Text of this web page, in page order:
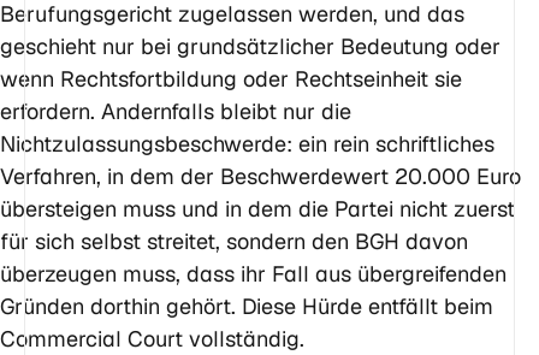
Berufungsgericht zugelassen werden, und das
geschieht nur bei grundsätzlicher Bedeutung oder
wenn Rechtsfortbildung oder Rechtseinheit sie
erfordern. Andernfalls bleibt nur die
Nichtzulassungsbeschwerde: ein rein schriftliches
Verfahren, in dem der Beschwerdewert 20.000 Euro
übersteigen muss und in dem die Partei nicht zuerst
für sich selbst streitet, sondern den BGH davon
überzeugen muss, dass ihr Fall aus übergreifenden
Gründen dorthin gehört. Diese Hürde entfällt beim
Commercial Court vollständig.